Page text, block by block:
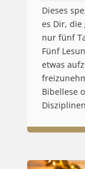
Dieses
es Dir, die
nur fünf
Fünf
etwas
Bibellese